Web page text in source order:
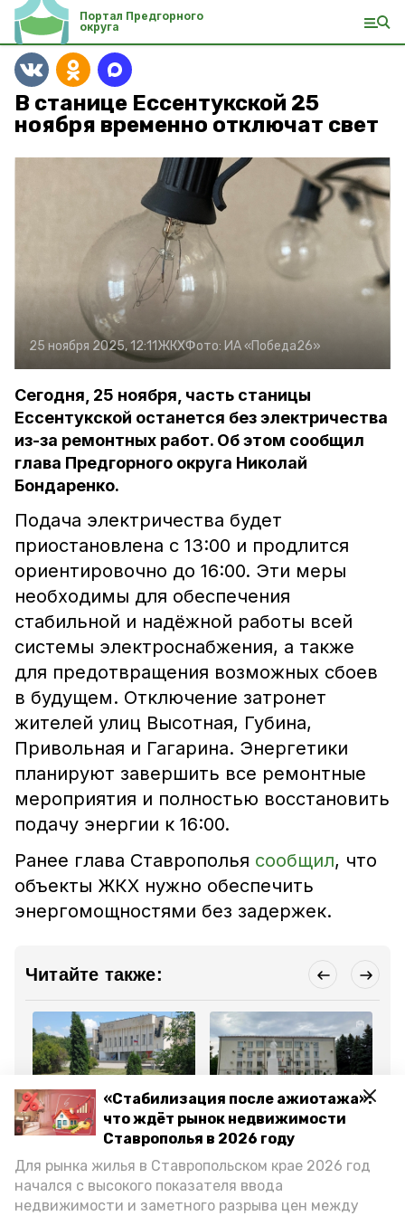
«Стабилизация после ажиотажа»:
что ждёт рынок недвижимости
Ставрополья в 2026 году
Для рынка жилья в Ставропольском крае 2026 год
начался с высокого показателя ввода
недвижимости и заметного разрыва цен между
Портал Предгорного
округа
В станице Ессентукской 25
ноября временно отключат свет
25 ноября 2025, 12:11ЖКХФото: ИА «Победа26»
Сегодня, 25 ноября, часть станицы
Ессентукской останется без электричества
из-за ремонтных работ. Об этом сообщил
глава Предгорного округа Николай
Бондаренко.
Подача электричества будет
приостановлена с 13:00 и продлится
ориентировочно до 16:00. Эти меры
необходимы для обеспечения
стабильной и надёжной работы всей
системы электроснабжения, а также
для предотвращения возможных сбоев
в будущем. Отключение затронет
жителей улиц Высотная, Губина,
Привольная и Гагарина. Энергетики
планируют завершить все ремонтные
мероприятия и полностью восстановить
подачу энергии к 16:00.
Ранее глава Ставрополья сообщил, что
объекты ЖКХ нужно обеспечить
энергомощностями без задержек.
Читайте также:
ЖКХ
28 июля 2025, 17:35
Работники ЖКХ
станицы Ессентукской
15 августа 2023, 13:03
Замминистра ЖКХ
ход благоустройства в
парке станицы
Предгорья